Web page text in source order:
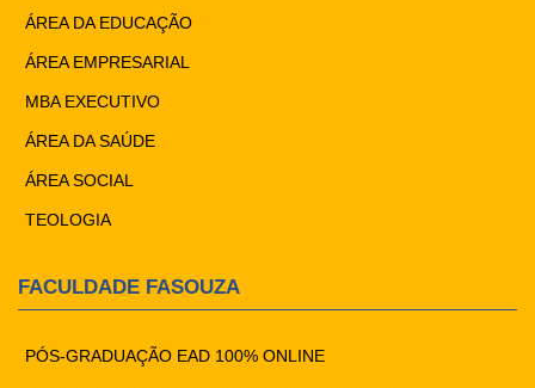
ÁREA DA EDUCAÇÃO
ÁREA EMPRESARIAL
MBA EXECUTIVO
ÁREA DA SAÚDE
ÁREA SOCIAL
TEOLOGIA
FACULDADE FASOUZA
PÓS-GRADUAÇÃO EAD 100% ONLINE